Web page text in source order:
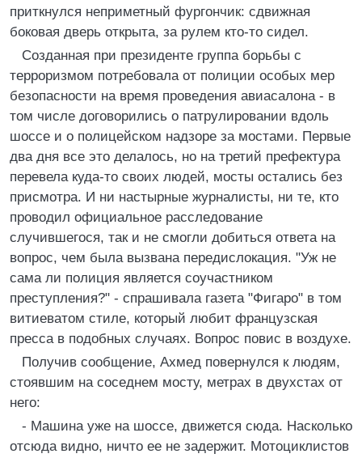
приткнулся неприметный фургончик: сдвижная
боковая дверь открыта, за рулем кто-то сидел.
Созданная при президенте группа борьбы с
терроризмом потребовала от полиции особых мер
безопасности на время проведения авиасалона - в
том числе договорились о патрулировании вдоль
шоссе и о полицейском надзоре за мостами. Первые
два дня все это делалось, но на третий префектура
перевела куда-то своих людей, мосты остались без
присмотра. И ни настырные журналисты, ни те, кто
проводил официальное расследование
случившегося, так и не смогли добиться ответа на
вопрос, чем была вызвана передислокация. "Уж не
сама ли полиция является соучастником
преступления?" - спрашивала газета "Фигаро" в том
витиеватом стиле, который любит французская
пресса в подобных случаях. Вопрос повис в воздухе.
Получив сообщение, Ахмед повернулся к людям,
стоявшим на соседнем мосту, метрах в двухстах от
него:
- Машина уже на шоссе, движется сюда. Насколько
отсюда видно, ничто ее не задержит. Мотоциклистов